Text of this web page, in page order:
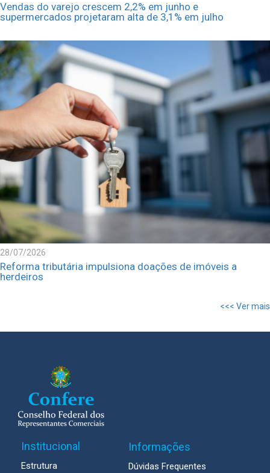
Vendas do varejo crescem 2,2% em junho e
supermercados projetaram alta de 3,1% em julho
28/07/2026
Reforma tributária impulsiona doações de imóveis a
herdeiros
<<< Ver mais
Institucional
Estrutura
Informações
Dúvidas Frequentes